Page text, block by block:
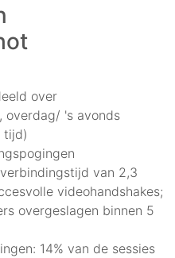
over
overdag/ 's avonds
tijd)
van 2,3
videohandshakes;
overgeslagen binnen 5
14% van de sessies